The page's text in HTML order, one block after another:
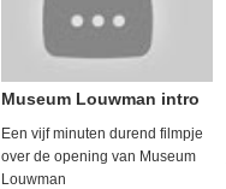
Museum Louwman intro
Een vijf minuten durend filmpje
over de opening van Museum
Louwman